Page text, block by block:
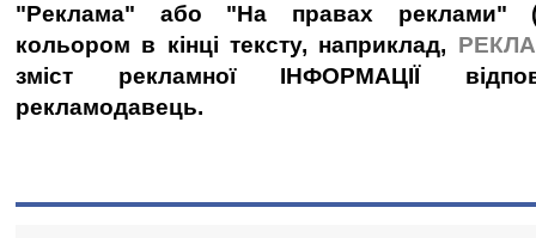
"Реклама" або "На правах реклами"
кольором в кінці тексту, наприклад,
зміст рекламної ІНФОРМАЦІЇ
рекламодавець.